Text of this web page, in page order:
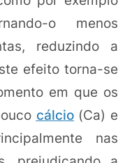
o menos
reduzindo a
efeito torna-se
em que os
cálcio(Ca) e
nas